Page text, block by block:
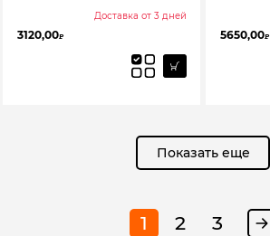
Доставка от 3 дней
3120,00₽ 5650,00₽
Показать еще
1 2 3